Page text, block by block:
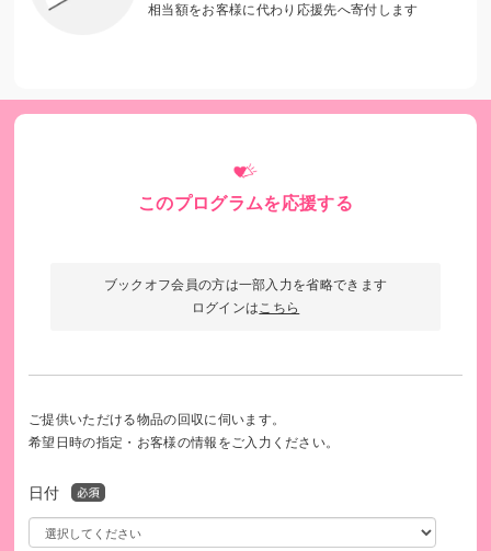
相当額をお客様に代わり応援先へ寄付します
このプログラムを応援する
ブックオフ会員の方は一部入力を省略できます
ログインはこちら
ご提供いただける物品の回収に伺います。
希望日時の指定・お客様の情報をご入力ください。
日付